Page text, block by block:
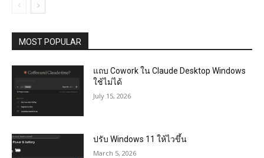
MOST POPULAR
แถบ Cowork ใน Claude Desktop Windows
ใช้ไม่ได้
July 15, 2026
ปรับ Windows 11 ให้ไวขึ้น
March 5, 2026